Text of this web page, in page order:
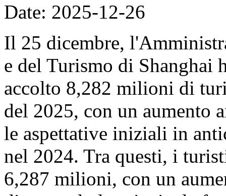
Date: 2025-12-26
Il 25 dicembre,
e del Turismo di Shanghai
accolto 8,282 milioni di
del 2025, con un aumento
le aspettative iniziali in
nel 2024. Tra questi, i
6,287 milioni, con un